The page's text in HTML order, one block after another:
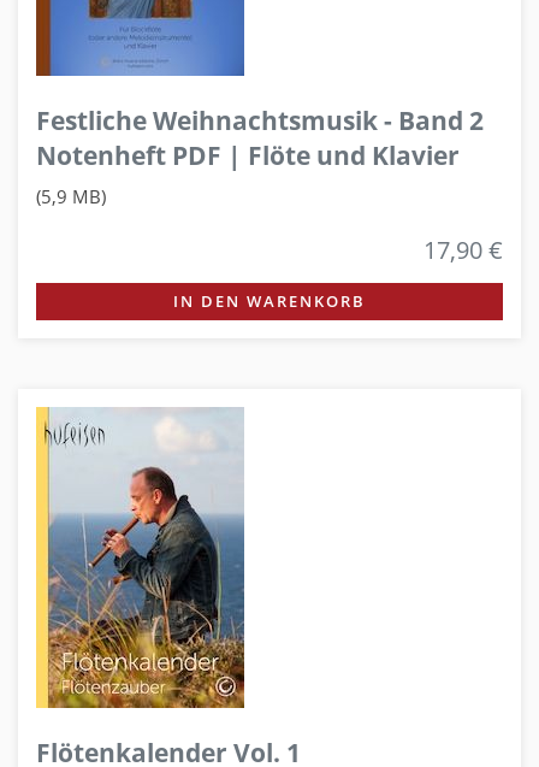
Festliche Weihnachtsmusik - Band 2
Notenheft PDF | Flöte und Klavier
(5,9 MB)
17,90 €
IN DEN WARENKORB
Flötenkalender Vol. 1